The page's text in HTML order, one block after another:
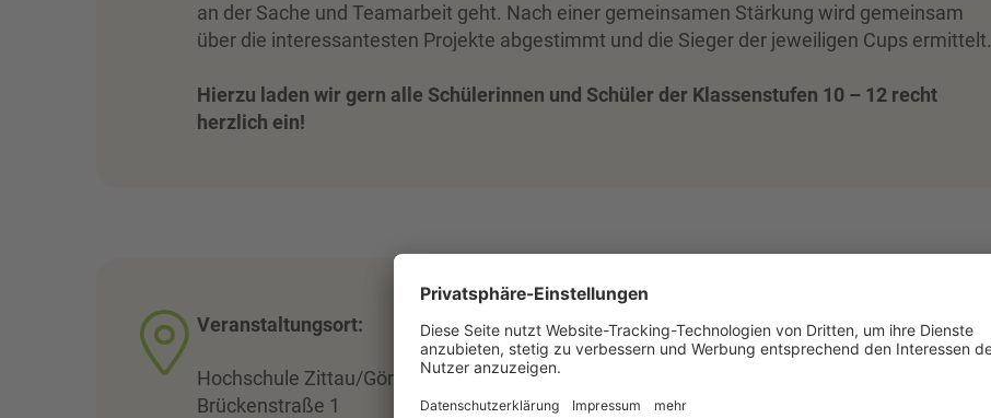
an der Sache und Teamarbeit geht. Nach einer gemeinsamen Stärkung wird gemeinsam
über die interessantesten Projekte abgestimmt und die Sieger der jeweiligen Cups ermittelt.
Hierzu laden wir gern alle Schülerinnen und Schüler der Klassenstufen 10 – 12 recht
herzlich ein!
Veranstaltungsort:
Hochschule Zittau/Görlitz
Brückenstraße 1